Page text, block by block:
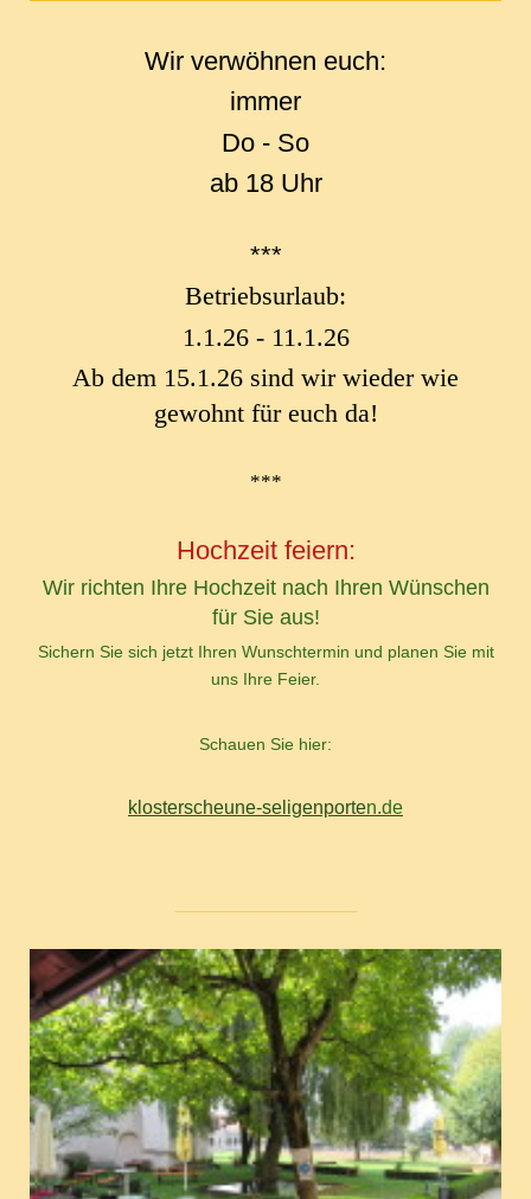
Wir verwöhnen euch:
immer
Do - So
ab 18 Uhr
***
Betriebsurlaub:
1.1.26 - 11.1.26
Ab dem 15.1.26 sind wir wieder wie
gewohnt für euch da!
***
Hochzeit feiern:
Wir richten Ihre Hochzeit nach Ihren Wünschen
für Sie aus!
Sichern Sie sich jetzt Ihren Wunschtermin und planen Sie mit
uns Ihre Feier.
Schauen Sie hier:
klosterscheune-seligenporten.de